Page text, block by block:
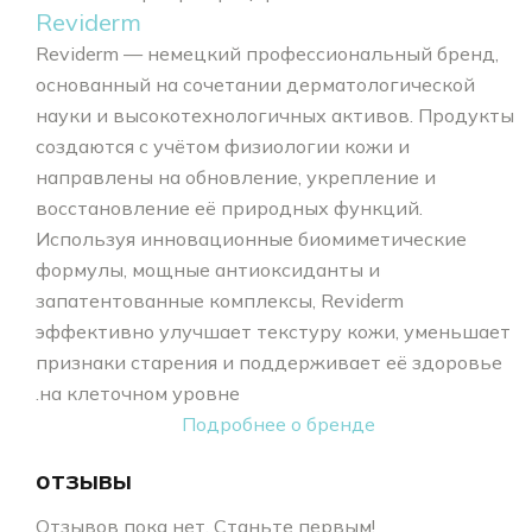
Reviderm
Reviderm — немецкий профессиональный бренд,
основанный на сочетании дерматологической
науки и высокотехнологичных активов. Продукты
создаются с учётом физиологии кожи и
направлены на обновление, укрепление и
восстановление её природных функций.
Используя инновационные биомиметические
формулы, мощные антиоксиданты и
запатентованные комплексы, Reviderm
эффективно улучшает текстуру кожи, уменьшает
признаки старения и поддерживает её здоровье
на клеточном уровне.
Подробнее о бренде
отзывы
Отзывов пока нет. Станьте первым!